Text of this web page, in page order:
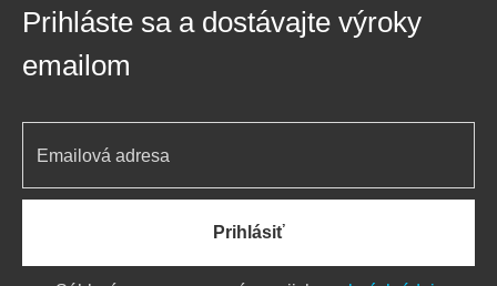
Prihláste sa a dostávajte výroky
emailom
Prihlásiť